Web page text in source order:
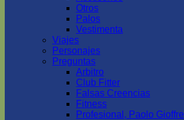
Otros
Palos
Vestimenta
Viajes
Personajes
Preguntas
Arbitro
Club Fitter
Falsas Creencias
Fitness
Profesional, Paolo Gioffre